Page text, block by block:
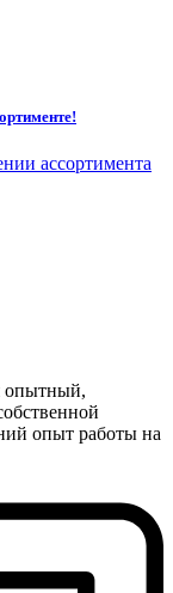
ассортимента
опытный,
опыт работы на